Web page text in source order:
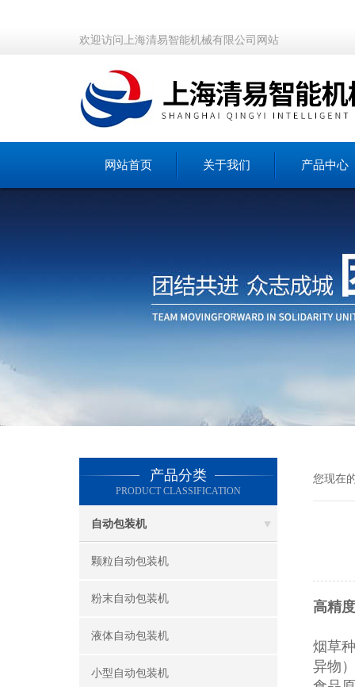
欢迎访问上海清易智能机械有限公司网站
网站首页 关于我们 产品中心
产品分类
PRODUCT CLASSIFICATION
自动包装机
颗粒自动包装机
粉末自动包装机
液体自动包装机
小型自动包装机
您现在
高精
烟草
异物